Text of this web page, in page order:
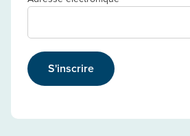
S'inscrire